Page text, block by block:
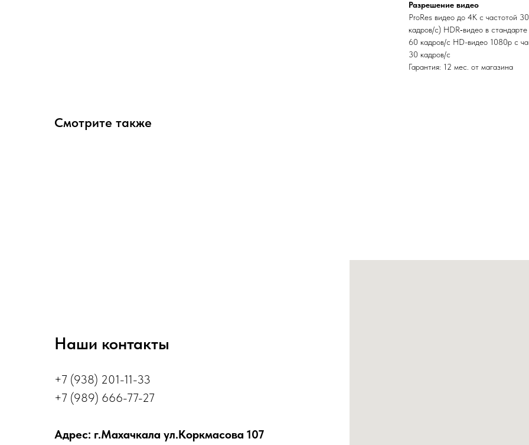
Разрешение видео
ProRes видео до 4K с частотой
кадров/с) HDR‑видео в
60 кадров/ с HD-видео 1080p с
30 кадров/ с
Гарантия: 12 мес. от магазина
Смотрите также
Наши контакты
+7 (938) 201-11-33
+7 (989) 666-77-27
Адрес: г.Махачкала ул.Коркмасова 107